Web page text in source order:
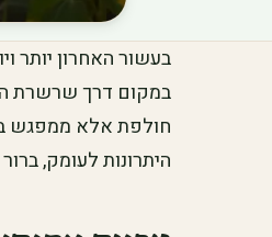
בעשור האחרון יותר
במקום דרך שרשרת
חולפת אלא ממפגש
היתרונות לעומק,